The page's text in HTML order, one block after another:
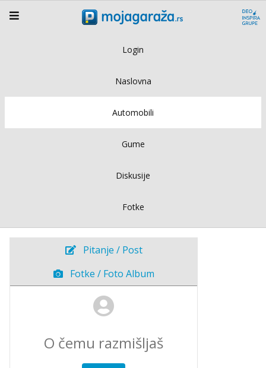
Login
Naslovna
Automobili
Gume
Diskusije
Fotke
Pitanje / Post
Fotke / Foto Album